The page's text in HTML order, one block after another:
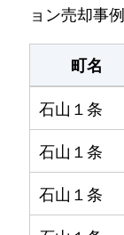
ョン売却事例
町名
石山１条
石山１条
石山１条